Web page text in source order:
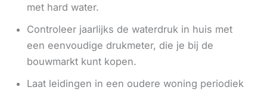
met hard water.
Controleer jaarlijks de waterdruk in huis met
een eenvoudige drukmeter, die je bij de
bouwmarkt kunt kopen.
Laat leidingen in een oudere woning periodiek